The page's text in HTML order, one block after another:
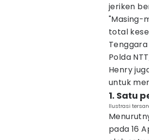
jeriken
"Masing-
total
Tenggara
Polda
Henry
untuk
1. Satu
Ilustrasi
pada 16